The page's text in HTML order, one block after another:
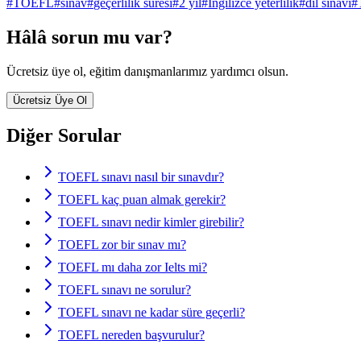
Hâlâ sorun mu var?
Ücretsiz üye ol, eğitim danışmanlarımız yardımcı olsun.
Ücretsiz Üye Ol
Diğer Sorular
TOEFL sınavı nasıl bir sınavdır?
TOEFL kaç puan almak gerekir?
TOEFL sınavı nedir kimler girebilir?
TOEFL zor bir sınav mı?
TOEFL mı daha zor Ielts mi?
TOEFL sınavı ne sorulur?
TOEFL sınavı ne kadar süre geçerli?
TOEFL nereden başvurulur?